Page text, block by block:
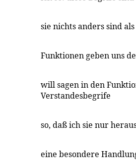
sie nichts anders sind
Funktionen geben uns
will sagen in den
Verstandesbegrife
so, daß ich sie nur
eine besondere